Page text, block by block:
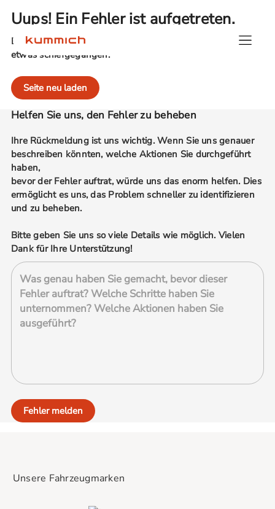
Uups! Ein Fehler ist aufgetreten.
Es tut uns leid, aber beim Verarbeiten Ihrer Anfrage ist
etwas schiefgegangen.
Seite neu laden
Helfen Sie uns, den Fehler zu beheben
Ihre Rückmeldung ist uns wichtig. Wenn Sie uns genauer
beschreiben könnten, welche Aktionen Sie durchgeführt
haben,
bevor der Fehler auftrat, würde uns das enorm helfen. Dies
ermöglicht es uns, das Problem schneller zu identifizieren
und zu beheben.
Bitte geben Sie uns so viele Details wie möglich. Vielen
Dank für Ihre Unterstützung!
Fehler melden
Unsere Fahrzeugmarken